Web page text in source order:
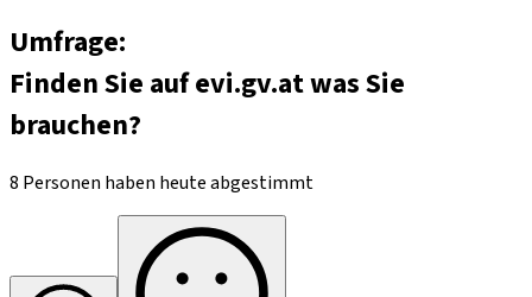
Umfrage:
Finden Sie auf evi.gv.at was Sie
brauchen?
8 Personen haben heute abgestimmt